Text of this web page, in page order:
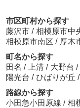
市区町村から探す
藤沢市 / 相模原市中
相模原市南区 / 厚木
町名から探す
田名 / 上溝 / 大野台 /
陽光台 / ひばりが丘 /
路線から探す
小田急小田原線 / 相